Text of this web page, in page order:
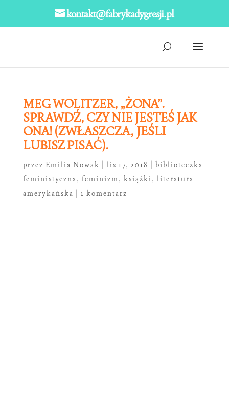
kontakt@fabrykadygresji.pl
MEG WOLITZER, „ŻONA”.
SPRAWDŹ, CZY NIE JESTEŚ JAK
ONA! (ZWŁASZCZA, JEŚLI
LUBISZ PISAĆ).
przez Emilia Nowak lis 17, 2018
biblioteczka
feministyczna, feminizm, książki, literatura
amerykańska
1 komentarz